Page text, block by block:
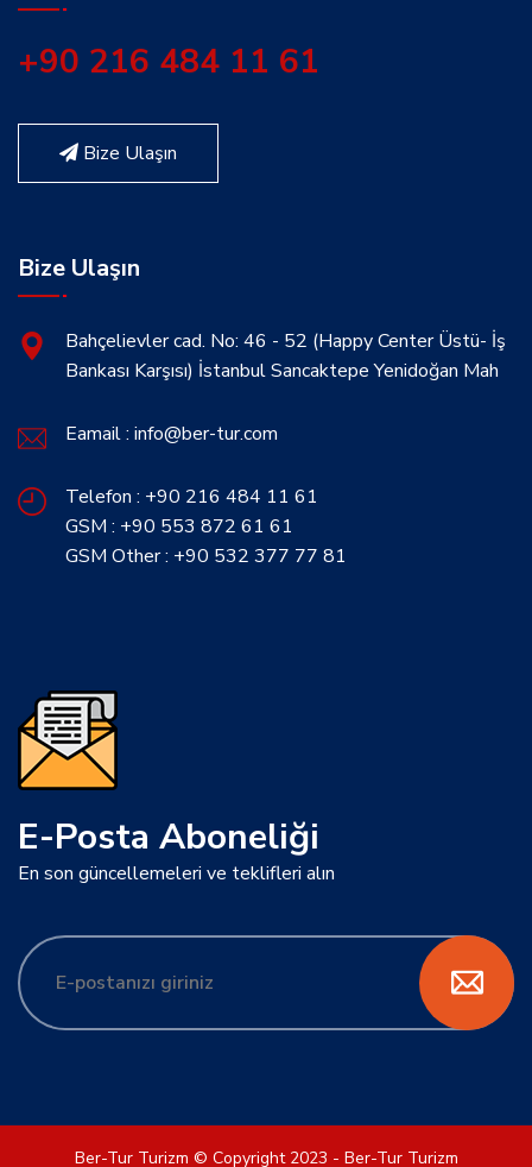
+90 216 484 11 61
Bize Ulaşın
Bize Ulaşın
Bahçelievler cad. No: 46 - 52 (Happy Center Üstü- İş
Bankası Karşısı) İstanbul Sancaktepe Yenidoğan Mah
Eamail : info@ber-tur.com
Telefon : +90 216 484 11 61
GSM : +90 553 872 61 61
GSM Other : +90 532 377 77 81
E-Posta Aboneliği
En son güncellemeleri ve teklifleri alın
Ber-Tur Turizm © Copyright 2023 - Ber-Tur Turizm